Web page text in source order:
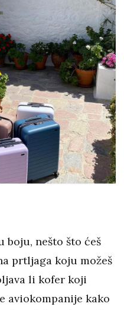
boju, nešto što ćeš
prtljaga koju možeš
li kofer koji
aviokompanije kako